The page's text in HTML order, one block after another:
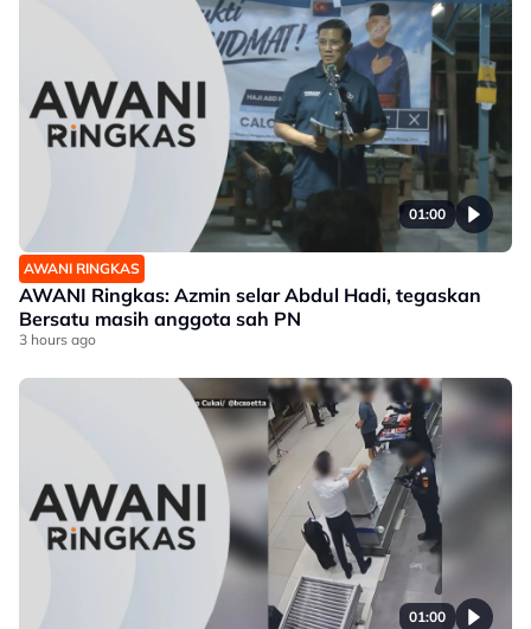
01:00
AWANI RINGKAS
AWANI Ringkas: Azmin selar Abdul Hadi, tegaskan
Bersatu masih anggota sah PN
3 hours ago
01:00